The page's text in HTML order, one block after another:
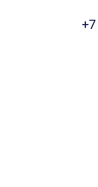
+7